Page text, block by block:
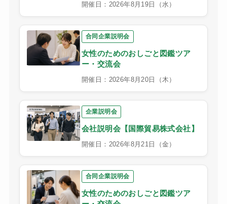
開催日：2026年8月19日（水）
合同企業説明会
女性のためのおしごと図鑑ツア
ー・交流会
開催日：2026年8月20日（木）
企業説明会
会社説明会【国際貿易株式会社】
開催日：2026年8月21日（金）
合同企業説明会
女性のためのおしごと図鑑ツア